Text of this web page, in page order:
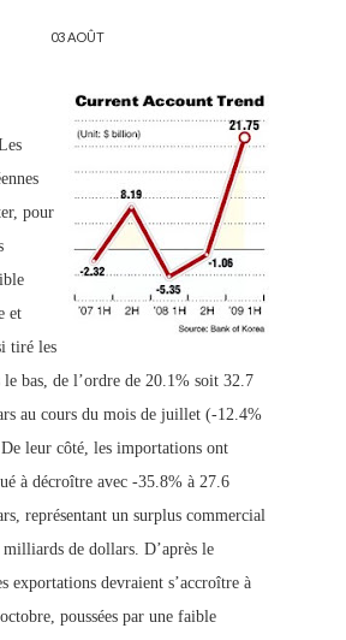
03 AOÛT
pour
et
tiré les
bas, de l’ordre de 20.1% soit 32.7
au cours du mois de juillet (-12.4%
leur côté, les importations ont
à décroître avec -35.8% à 27.6
représentant un surplus commercial
de dollars. D’après le
exportations devraient s’accroître à
poussées par une faible